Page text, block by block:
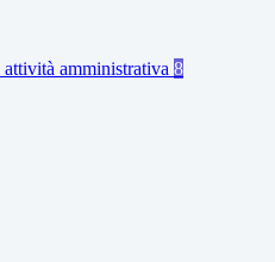
amministrativa 8